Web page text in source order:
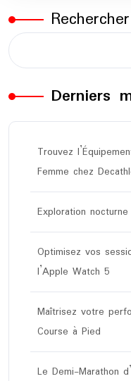
Rechercher
Derniers
Trouvez
Femme chez
Exploration
Optimisez vos
l’Apple Watch 5
Maîtrisez votre
Course à Pied
Le Demi-Marathon